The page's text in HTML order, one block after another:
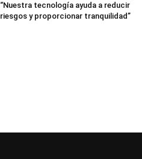
“Nuestra tecnología ayuda a reducir
riesgos y proporcionar tranquilidad”